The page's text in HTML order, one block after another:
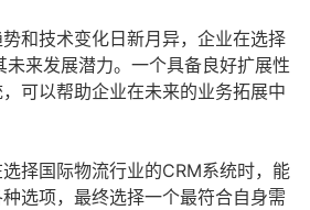
和技术变化日新月异，企业在选择
未来发展潜力。一个具备良好扩展性
可以帮助企业在未来的业务拓展中
择国际物流行业的CRM系统时，能
选项，最终选择一个最符合自身需